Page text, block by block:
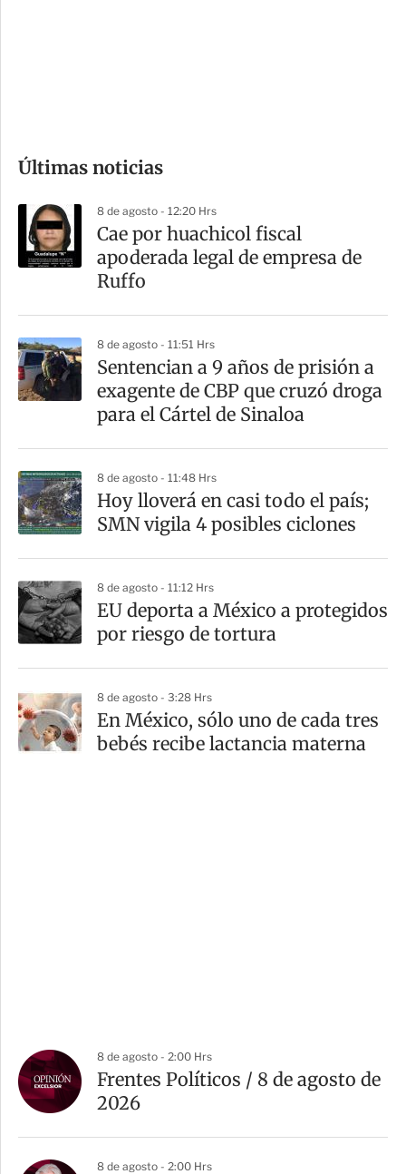
m
a
r
t
Últimas noticias
8 de agosto - 12:20 Hrs
Cae por huachicol fiscal
apoderada legal de empresa de
Ruffo
8 de agosto - 11:51 Hrs
Sentencian a 9 años de prisión a
exagente de CBP que cruzó droga
para el Cártel de Sinaloa
8 de agosto - 11:48 Hrs
Hoy lloverá en casi todo el país;
SMN vigila 4 posibles ciclones
8 de agosto - 11:12 Hrs
EU deporta a México a protegidos
por riesgo de tortura
8 de agosto - 3:28 Hrs
En México, sólo uno de cada tres
bebés recibe lactancia materna
8 de agosto - 2:00 Hrs
Frentes Políticos / 8 de agosto de
2026
8 de agosto - 2:00 Hrs